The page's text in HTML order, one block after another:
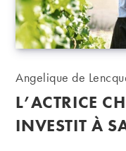
Auteur/autrice
la
publication :
Angelique de
L’ACTRICE
INVESTIT À